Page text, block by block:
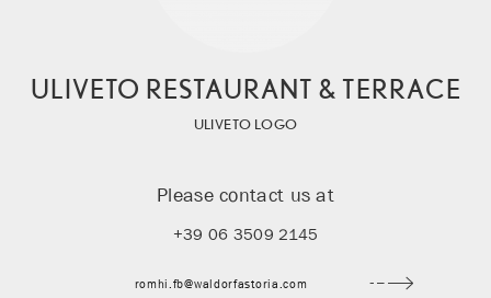
ULIVETO RESTAURANT & TERRACE
ULIVETO LOGO
Please contact us at
+39 06 3509 2145
romhi.fb@waldorfastoria.com